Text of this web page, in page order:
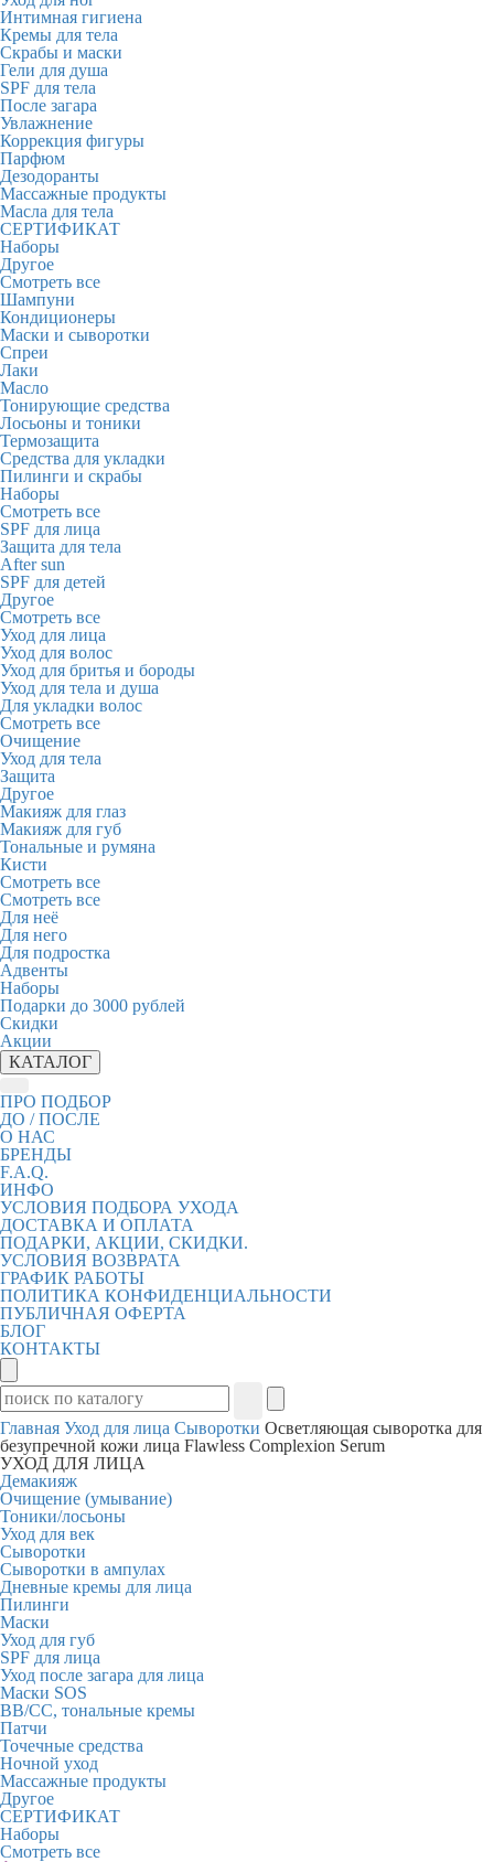
Интимная гигиена
Кремы для тела
Скрабы и маски
Гели для душа
SPF для тела
После загара
Увлажнение
Коррекция фигуры
Парфюм
Дезодоранты
Массажные продукты
Масла для тела
СЕРТИФИКАТ
Наборы
Другое
Смотреть все
Шампуни
Кондиционеры
Маски и сыворотки
Спреи
Лаки
Масло
Тонирующие средства
Лосьоны и тоники
Термозащита
Средства для укладки
Пилинги и скрабы
Наборы
Смотреть все
SPF для лица
Защита для тела
After sun
SPF для детей
Другое
Смотреть все
Уход для лица
Уход для волос
Уход для бритья и бороды
Уход для тела и душа
Для укладки волос
Смотреть все
Очищение
Уход для тела
Защита
Другое
Макияж для глаз
Макияж для губ
Тональные и румяна
Кисти
Смотреть все
Смотреть все
Для неё
Для него
Для подростка
Адвенты
Наборы
Подарки до 3000 рублей
Скидки
Акции
КАТАЛОГ
ПРО ПОДБОР
ДО / ПОСЛЕ
О НАС
БРЕНДЫ
F.A.Q.
ИНФО
УСЛОВИЯ ПОДБОРА УХОДА
ДОСТАВКА И ОПЛАТА
ПОДАРКИ, АКЦИИ, СКИДКИ.
УСЛОВИЯ ВОЗВРАТА
ГРАФИК РАБОТЫ
ПОЛИТИКА КОНФИДЕНЦИАЛЬНОСТИ
ПУБЛИЧНАЯ ОФЕРТА
БЛОГ
КОНТАКТЫ
Главная Уход для лица Сыворотки Осветляющая сыворотка для
безупречной кожи лица Flawless Complexion Serum
УХОД ДЛЯ ЛИЦА
Демакияж
Очищение (умывание)
Тоники/лосьоны
Уход для век
Сыворотки
Сыворотки в ампулах
Дневные кремы для лица
Пилинги
Маски
Уход для губ
SPF для лица
Уход после загара для лица
Маски SOS
BB/CC, тональные кремы
Патчи
Точечные средства
Ночной уход
Массажные продукты
Другое
СЕРТИФИКАТ
Наборы
Смотреть все